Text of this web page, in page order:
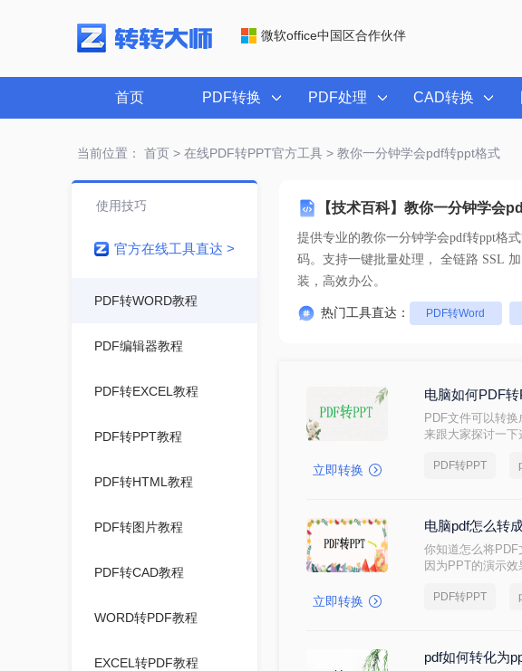
微软office中国区合作伙伴
首页 PDF转换 PDF处理 CAD转换
当前位置： 首页> 在线PDF转PPT官方工具> 教你一分钟学会pdf转ppt格式
【技术百科】教你一分钟学会
提供专业的教你一分钟学会pdf转ppt格式
码。支持一键批量处
装，高效办公。
热门工具直达： PDF转Word
使用技巧
官方在线工具直达 >
PDF转WORD教程
PDF编辑器教程
PDF转EXCEL教程
PDF转PPT教程
PDF转HTML教程
PDF转图片教程
PDF转CAD教程
WORD转PDF教程
EXCEL转PDF教程
立即转换
电脑如何PDF
PDF文件可以转
来跟大家探讨一
ppt。
PDF转PPT
立即转换
电脑pdf怎么转
你知道怎么将PDF
因为PPT的演示
会有差，当我们
PDF转PPT
pdf如何转化为